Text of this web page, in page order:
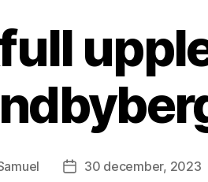
Inläggsdatum
30 december, 2023